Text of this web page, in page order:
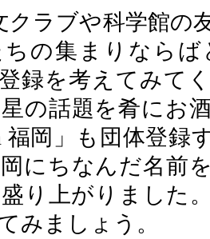
クラブや科学館の
の集まりなら
録を考えてみて
の話題を肴にお
福岡」も団体登録
にちなんだ名前
り上がりました
みましょう。